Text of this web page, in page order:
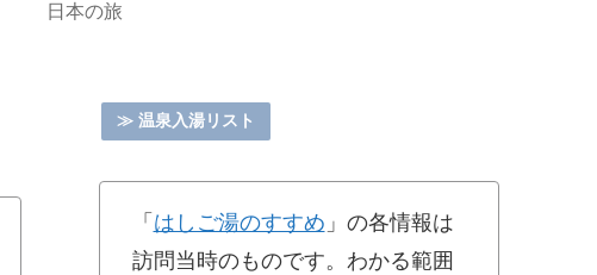
日本の旅
≫ 温泉入湯リスト
「 はしご湯のすすめ 」の各情報は
訪問当時のものです。わかる範囲